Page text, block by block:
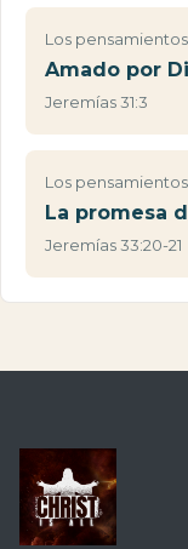
Los
Amado por
Jeremías 31:3
Los
La promesa
Jeremías 33:20-21